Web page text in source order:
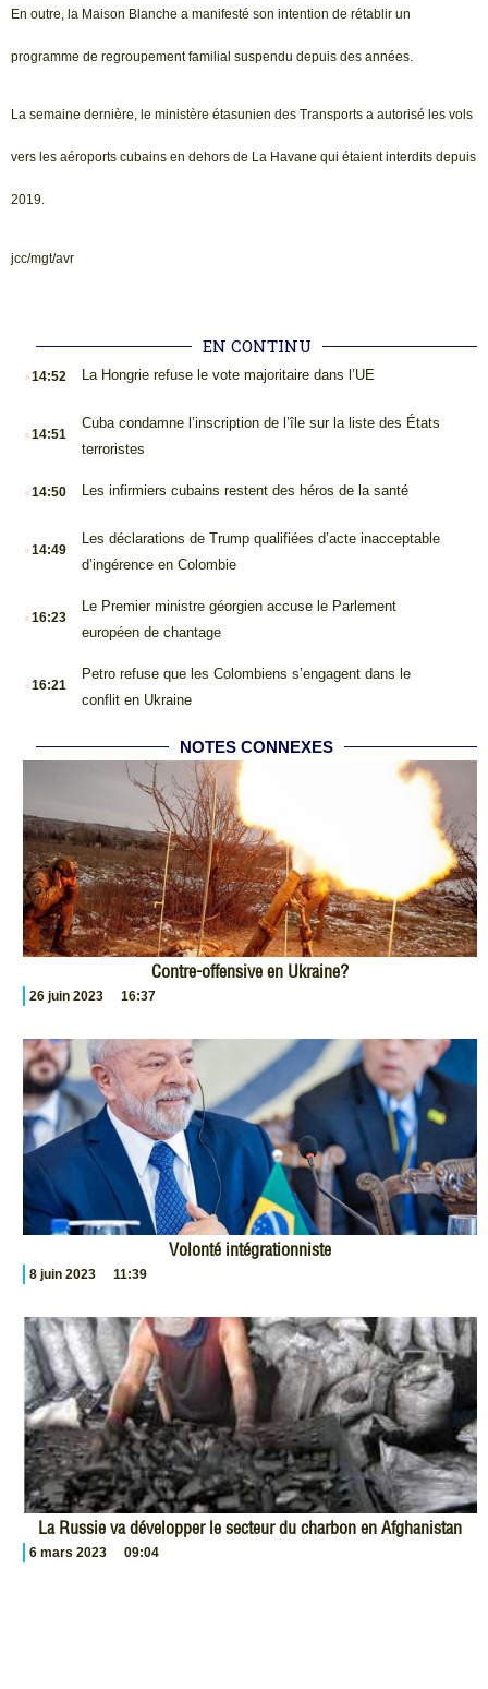
En outre, la Maison Blanche a manifesté son intention de rétablir un
programme de regroupement familial suspendu depuis des années.
La semaine dernière, le ministère étasunien des Transports a autorisé les vols
vers les aéroports cubains en dehors de La Havane qui étaient interdits depuis
2019.
jcc/mgt/avr
EN CONTINU
.14:52 La Hongrie refuse le vote majoritaire dans l’UE
.14:51
Cuba condamne l’inscription de l’île sur la liste des États
terroristes
.14:50 Les infirmiers cubains restent des héros de la santé
.14:49
Les déclarations de Trump qualifiées d’acte inacceptable
d’ingérence en Colombie
.16:23
Le Premier ministre géorgien accuse le Parlement
européen de chantage
.16:21
Petro refuse que les Colombiens s’engagent dans le
conflit en Ukraine
NOTES CONNEXES
Contre-offensive en Ukraine?
26 juin 2023 16:37
Volonté intégrationniste
8 juin 2023 11:39
La Russie va développer le secteur du charbon en Afghanistan
6 mars 2023 09:04